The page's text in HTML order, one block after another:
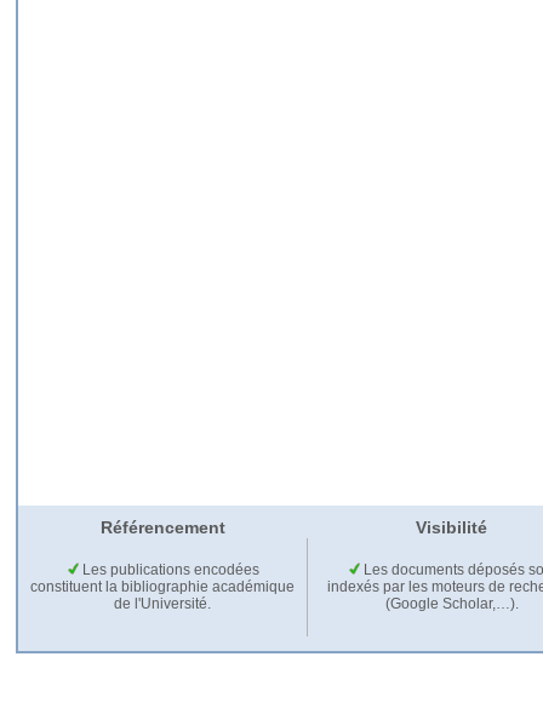
Référencement Visibilité
Les publications encodées
constituent la bibliographie académique
de l'Université.
Les documents déposés
indexés par les moteurs de
(Google Scholar,…).